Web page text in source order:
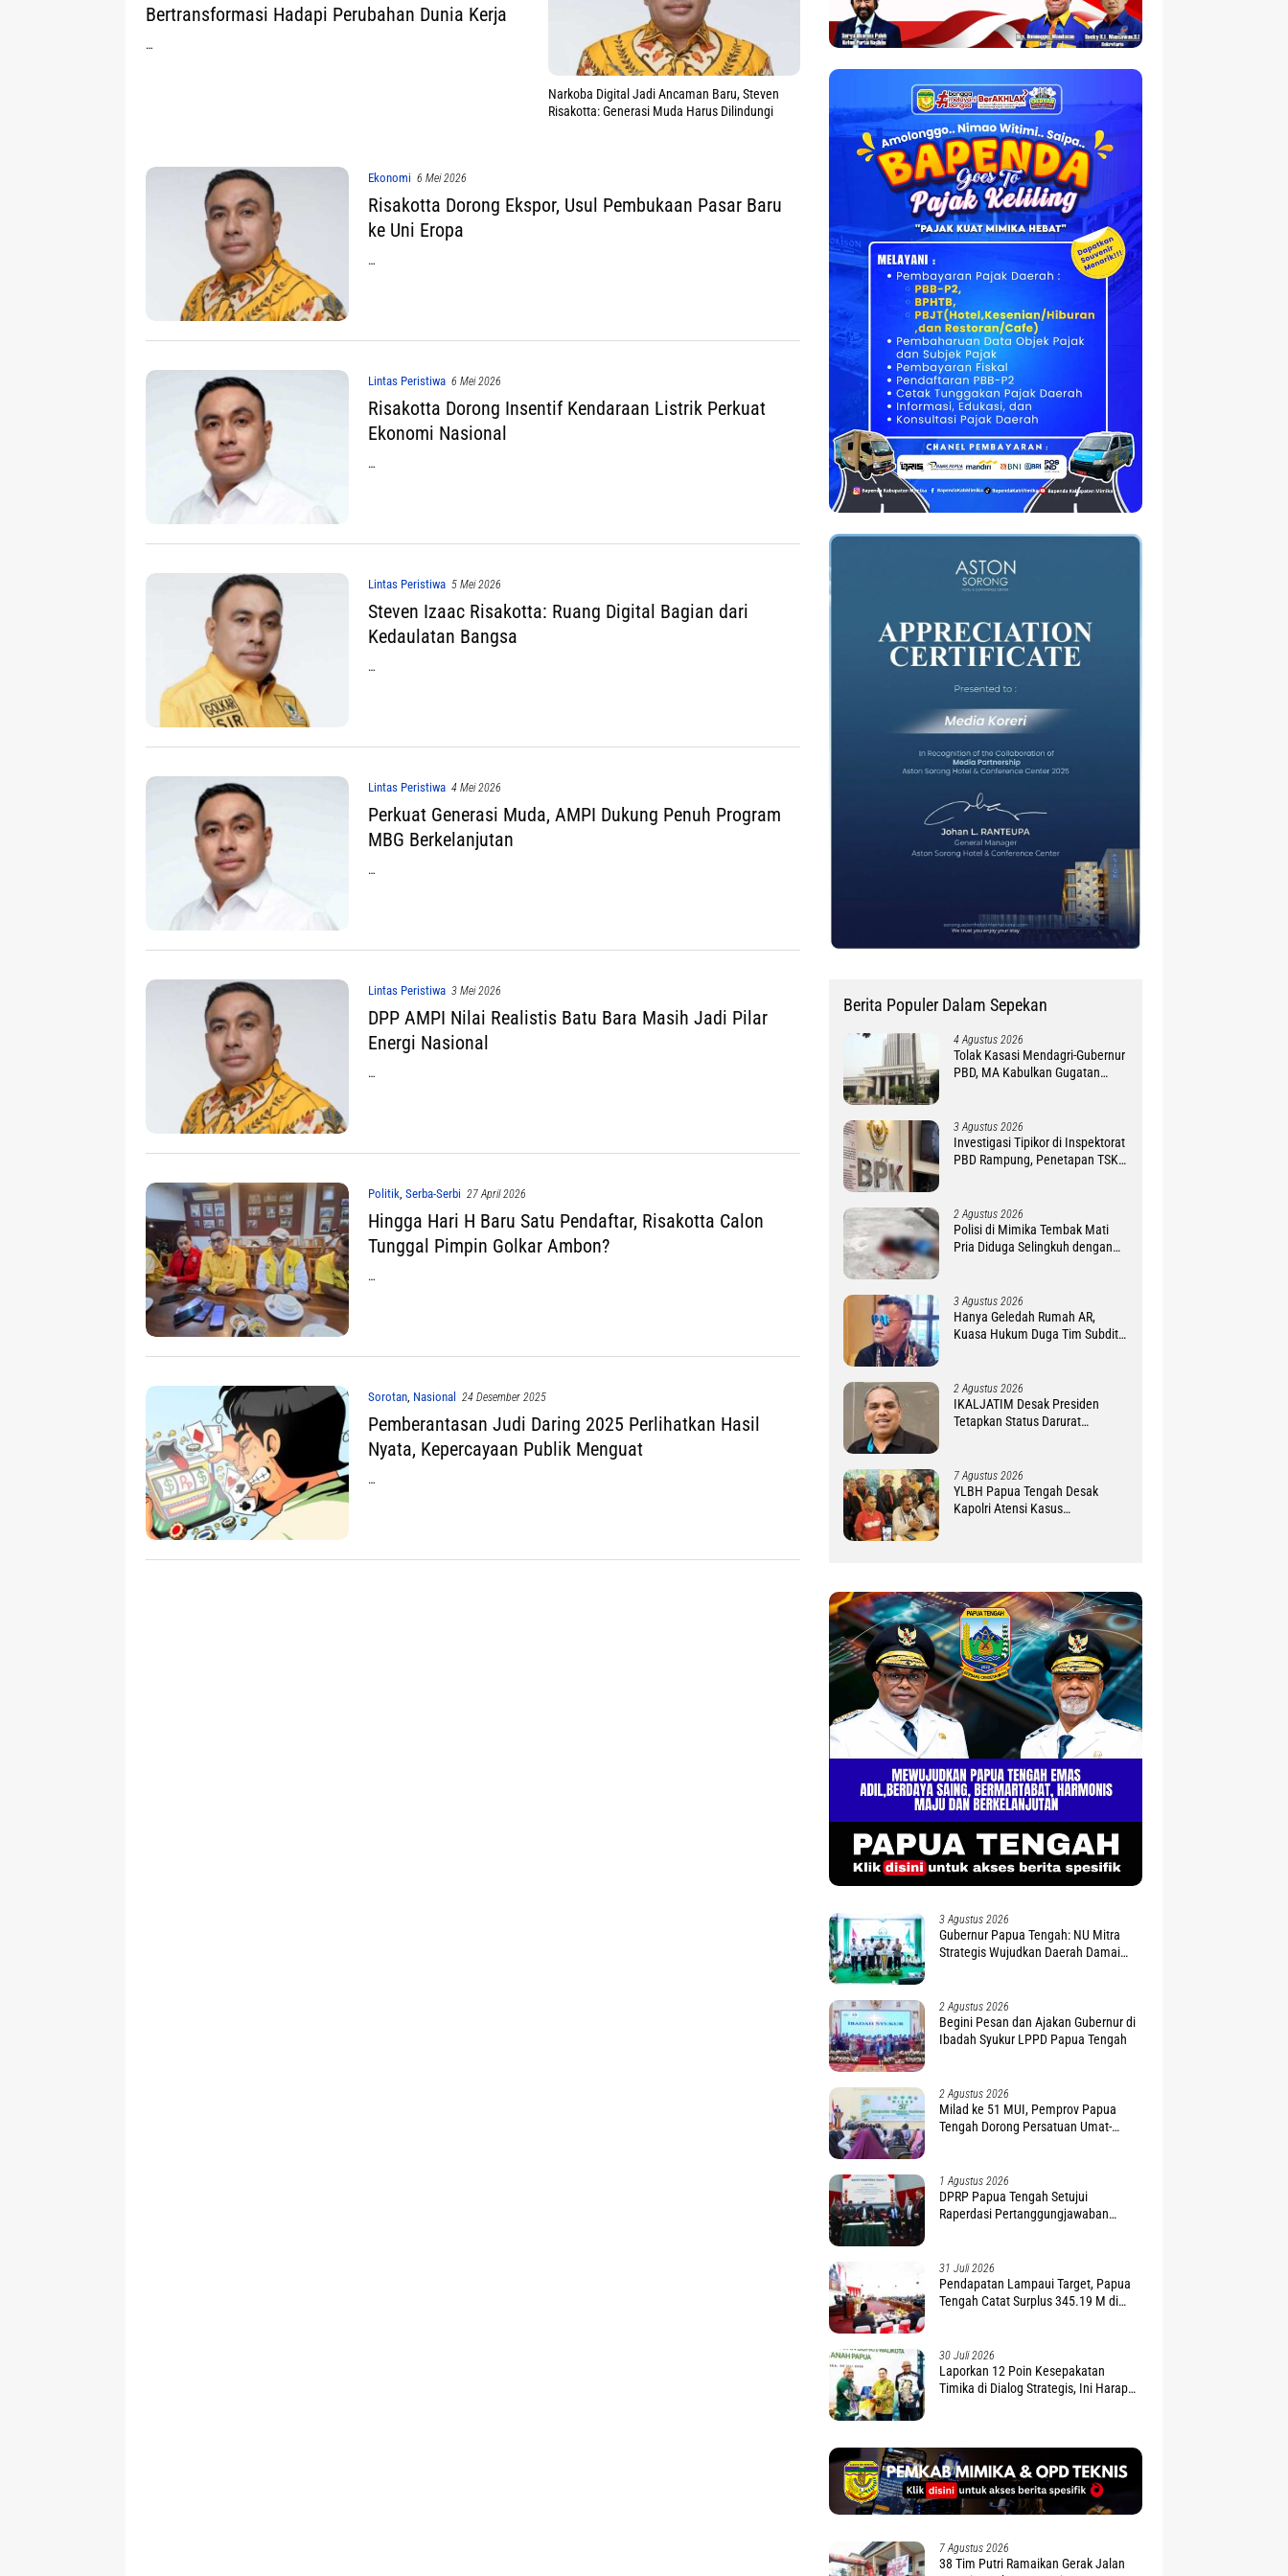
Bertransformasi Hadapi Perubahan Dunia Kerja
…
Narkoba Digital Jadi Ancaman Baru, Steven
Risakotta: Generasi Muda Harus Dilindungi
Ekonomi 6 Mei 2026
Risakotta Dorong Ekspor, Usul Pembukaan Pasar Baru
ke Uni Eropa
…
Lintas Peristiwa 6 Mei 2026
Risakotta Dorong Insentif Kendaraan Listrik Perkuat
Ekonomi Nasional
…
Lintas Peristiwa 5 Mei 2026
Steven Izaac Risakotta: Ruang Digital Bagian dari
Kedaulatan Bangsa
…
Lintas Peristiwa 4 Mei 2026
Perkuat Generasi Muda, AMPI Dukung Penuh Program
MBG Berkelanjutan
…
Lintas Peristiwa 3 Mei 2026
DPP AMPI Nilai Realistis Batu Bara Masih Jadi Pilar
Energi Nasional
…
Politik, Serba-Serbi 27 April 2026
Hingga Hari H Baru Satu Pendaftar, Risakotta Calon
Tunggal Pimpin Golkar Ambon?
…
Sorotan, Nasional 24 Desember 2025
Pemberantasan Judi Daring 2025 Perlihatkan Hasil
Nyata, Kepercayaan Publik Menguat
…
Berita Populer Dalam Sepekan
4 Agustus 2026
Tolak Kasasi Mendagri-Gubernur
PBD, MA Kabulkan Gugatan
3 Agustus 2026
Investigasi Tipikor di Inspektorat
PBD Rampung, Penetapan TSK
2 Agustus 2026
Polisi di Mimika Tembak Mati
Pria Diduga Selingkuh dengan
3 Agustus 2026
Hanya Geledah Rumah AR,
Kuasa Hukum Duga Tim Subdit
2 Agustus 2026
IKALJATIM Desak Presiden
Tetapkan Status Darurat
7 Agustus 2026
YLBH Papua Tengah Desak
Kapolri Atensi Kasus
3 Agustus 2026
Gubernur Papua Tengah: NU Mitra
Strategis Wujudkan Daerah Damai
2 Agustus 2026
Begini Pesan dan Ajakan Gubernur di
Ibadah Syukur LPPD Papua Tengah
2 Agustus 2026
Milad ke 51 MUI, Pemprov Papua
Tengah Dorong Persatuan Umat-
1 Agustus 2026
DPRP Papua Tengah Setujui
Raperdasi Pertanggungjawaban
31 Juli 2026
Pendapatan Lampaui Target, Papua
Tengah Catat Surplus 345.19 M di
30 Juli 2026
Laporkan 12 Poin Kesepakatan
Timika di Dialog Strategis, Ini Harapan
7 Agustus 2026
38 Tim Putri Ramaikan Gerak Jalan